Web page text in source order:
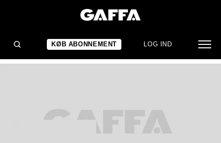
KØB ABONNEMENT LOG IND
ALBUMANMELDELSE
INXS: Switch